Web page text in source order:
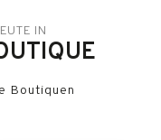
IN
Boutiquen